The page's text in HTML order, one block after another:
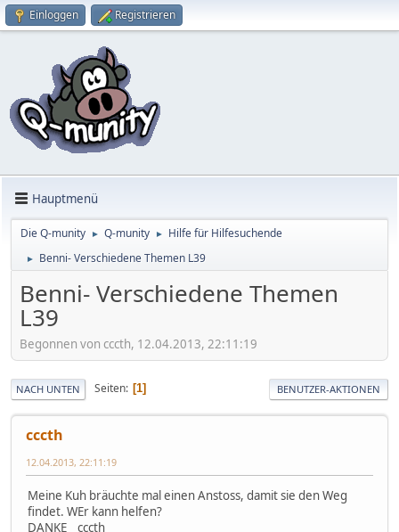
Einloggen Registrieren
Hauptmenü
Die Q-munity ► Q-munity ► Hilfe für Hilfesuchende
► Benni- Verschiedene Themen L39
Benni- Verschiedene Themen
L39
Begonnen von cccth, 12.04.2013, 22:11:19
NACH UNTEN Seiten 1 BENUTZER-AKTIONEN
cccth
12.04.2013, 22:11:19
Meine Kuh bräuchte mal einen Anstoss, damit sie den Weg
findet. WEr kann helfen?
DANKE cccth